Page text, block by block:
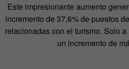
Este impresionante aumento
incremento de 37,6% de puestos
relacionadas con el turismo. Solo
un incremento de